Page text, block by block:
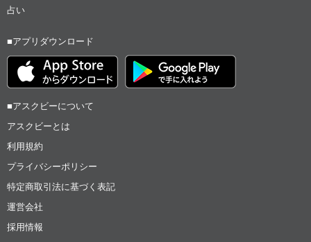
占い
■アプリダウンロード
■アスクビーについて
アスクビーとは
利用規約
プライバシーポリシー
特定商取引法に基づく表記
運営会社
採用情報